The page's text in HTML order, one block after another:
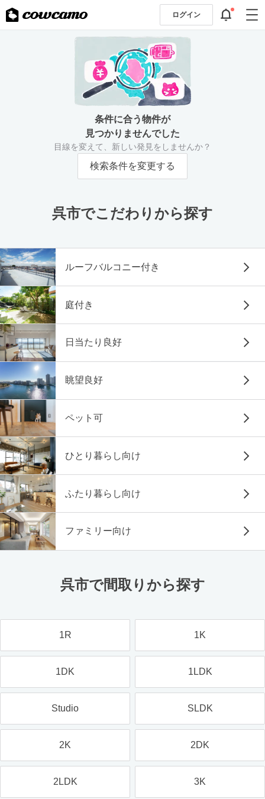
ログイン
条件に合う物件が
見つかりませんでした
目線を変えて、新しい発見をしませんか？
検索条件を変更する
呉市でこだわりから探す
ルーフバルコニー付き
庭付き
日当たり良好
眺望良好
ペット可
ひとり暮らし向け
ふたり暮らし向け
ファミリー向け
呉市で間取りから探す
1R 1K
1DK 1LDK
Studio SLDK
2K 2DK
2LDK 3K